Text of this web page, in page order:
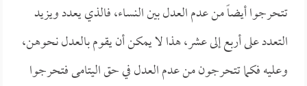
تتحرجوا أيضاً من عدم العدل بين النساء، فالذي يعدد ويزيد
التعدد على أربع إلى عشر، هذا لا يمكن أن يقوم بالعدل نحوهن،
وعليه فكما تتحرجون من عدم العدل في حق اليتامى فتحرجوا